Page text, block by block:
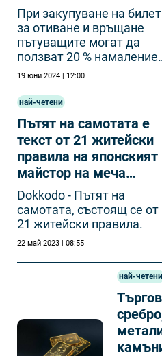
При закупуване на
за отиване и връщане
пътуващите могат да
ползват 20 % намаление
от редовната цена на
билета.
19 юни 2024 | 12:00
най-четени
Пътят на самотата е
текст от 21 житейски
правила на японският
майстор на меча
Миямото Мусаши
Dokkodo - Пътят на
самотата, състоящ се от
21 житейски правила.
22 май 2023 | 08:55
най-четени